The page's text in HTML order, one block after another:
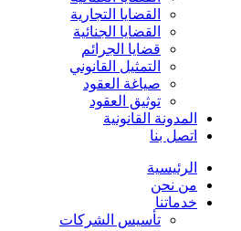
القضايا التجارية
القضايا الجنائية
قضايا الجرائم
التمثيل القانوني
صياغة العقود
توثيق العقود
المدونة القانونية
اتصل بنا
الرئيسية
من نحن
خدماتنا
تأسيس الشركات